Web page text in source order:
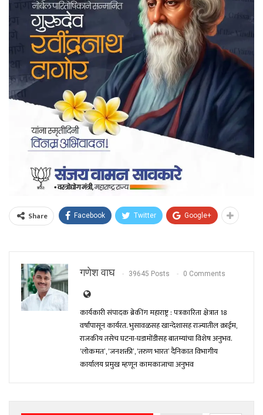
Share Facebook Twitter Google+
गणेश वाघ 39645 Posts 0 Comments
कार्यकारी संपादक ब्रेकींग महाराष्ट्र : पत्रकारिता क्षेत्रात 18
वर्षांपासून कार्यरत. भुसावळसह खान्देशासह राज्यातील क्राईम,
राजकीय तसेच घटना-घडामोंडीसह बातम्यांचा विशेष अनुभव.
‘लोकमत’, ‘जनशक्ती’, ‘तरुण भारत’ दैनिकात विभागीय
कार्यालय प्रमुख म्हणून कामकाजाचा अनुभव